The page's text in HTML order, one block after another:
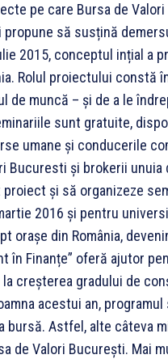
pe care Bursa de
propune să susțină
2015, conceptul ințial a
Rolul proiectului constă
de muncă – și de a le
sunt gratuite,
umane și conducerile
Bucuresti și brokerii
și să organizeze
2016 și pentru
orașe din România,
în Finanțe” oferă ajutor
creșterea gradului de
acestui an,
bursă. Astfel, alte câteva
de Valori București. Mai